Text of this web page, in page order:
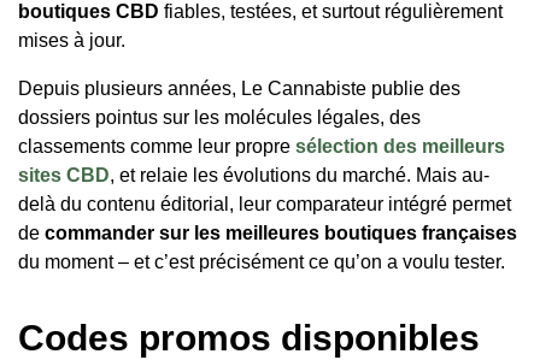
boutiques CBD fiables, testées, et surtout régulièrement
mises à jour.
Depuis plusieurs années, Le Cannabiste publie des
dossiers pointus sur les molécules légales, des
classements comme leur propre sélection des meilleurs
sites CBD, et relaie les évolutions du marché. Mais au-
delà du contenu éditorial, leur comparateur intégré permet
de commander sur les meilleures boutiques françaises
du moment – et c’est précisément ce qu’on a voulu tester.
Codes promos disponibles